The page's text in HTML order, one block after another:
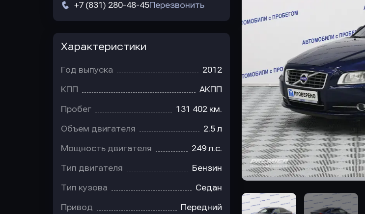
+7 (831) 280-48-45Перезвонить
Характеристики
Год выпуска 2012
КПП АКПП
Пробег 131 402 км.
Объем двигателя 2.5 л
Мощность двигателя 249 л.с.
Тип двигателя Бензин
Тип кузова Седан
Привод Передний